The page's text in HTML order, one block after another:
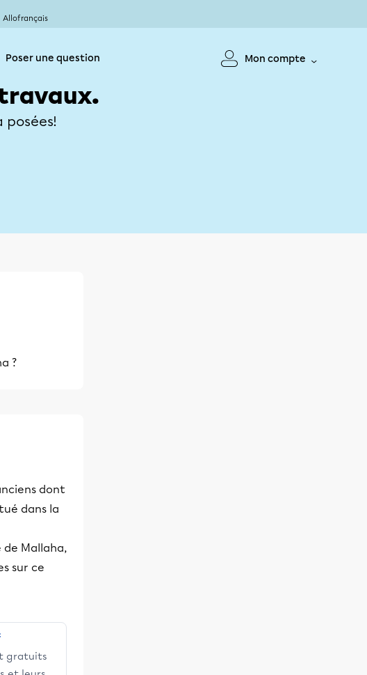
Allofrançais
Poser une question Mon compte
travaux.
?
dont
dans la
Mallaha,
sur ce
gratuits